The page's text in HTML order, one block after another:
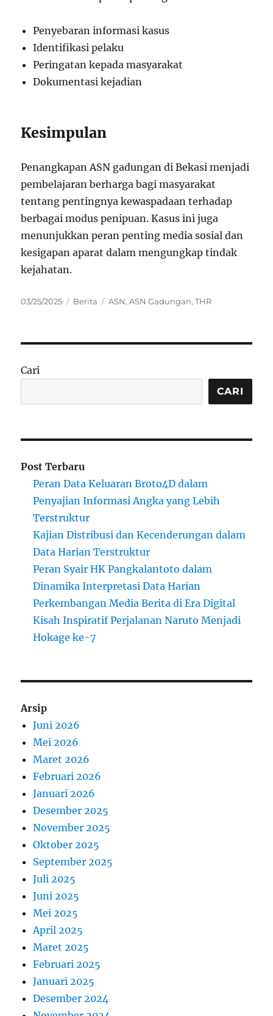
Penyebaran informasi kasus
Identifikasi pelaku
Peringatan kepada masyarakat
Dokumentasi kejadian
Kesimpulan
Penangkapan ASN gadungan di Bekasi menjadi
pembelajaran berharga bagi masyarakat
tentang pentingnya kewaspadaan terhadap
berbagai modus penipuan. Kasus ini juga
menunjukkan peran penting media sosial dan
kesigapan aparat dalam mengungkap tindak
kejahatan.
Posted
03/25/2025 Categories
Berita Tags
ASN,ASN Gadungan,THR
Cari
CARI
Post Terbaru
Peran Data Keluaran Broto4D dalam
Penyajian Informasi Angka yang Lebih
Terstruktur
Kajian Distribusi dan Kecenderungan dalam
Data Harian Terstruktur
Peran Syair HK Pangkalantoto dalam
Dinamika Interpretasi Data Harian
Perkembangan Media Berita di Era Digital
Kisah Inspiratif Perjalanan Naruto Menjadi
Hokage ke-7
Arsip
Juni 2026
Mei 2026
Maret 2026
Februari 2026
Januari 2026
Desember 2025
November 2025
Oktober 2025
September 2025
Juli 2025
Juni 2025
Mei 2025
April 2025
Maret 2025
Februari 2025
Januari 2025
Desember 2024